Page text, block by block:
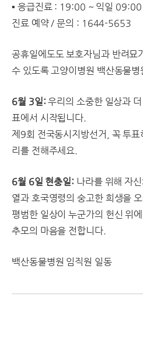
▪️ 응급진료 : 19:00 ~ 익일 09:00
진료 예약 / 문의 : 1644-5653
공휴일에도도 보호자님과 반려묘
수 있도록 고양이병원 백산동물
6월 3일: 우리의 소중한 일상과
표에서 시작됩니다.
제9회 전국동시지방선거, 꼭 투
리를 전해주세요.
6월 6일 현충일: 나라를 위해 자
열과 호국영령의 숭고한 희생을
평범한 일상이 누군가의 헌신 위
추모의 마음을 전합니다.
백산동물병원 임직원 일동​